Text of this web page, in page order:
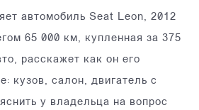
автомобиль Seat Leon, 2012
65 000 км, купленная за 375
расскажет как он его
кузов, салон, двигатель с
у владельца на вопрос